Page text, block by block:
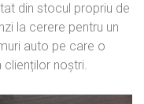
din stocul propriu de
la cerere pentru un
auto pe care o
noștri.